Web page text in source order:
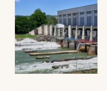
Sports
Soirées
Sorties famille
Paris
Strasbourg
Toulouse